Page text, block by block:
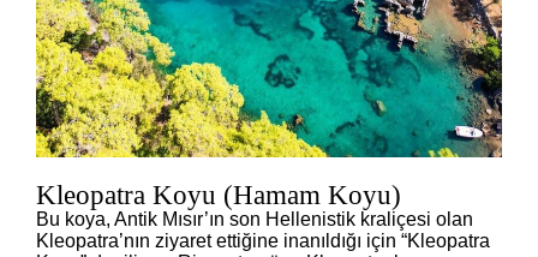
Kleopatra Koyu (Hamam Koyu)
Bu koya, Antik Mısır’ın son Hellenistik kraliçesi olan
Kleopatra’nın ziyaret ettiğine inanıldığı için “Kleopatra